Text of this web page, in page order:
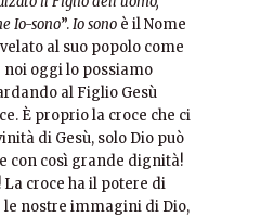
Io-sono”.Io sono è il Nome
al suo popolo come
noi oggi lo possiamo
al Figlio Gesù
È proprio la croce che ci
di Gesù, solo Dio può
con così grande dignità!
La croce ha il potere di
nostre immagini di Dio,